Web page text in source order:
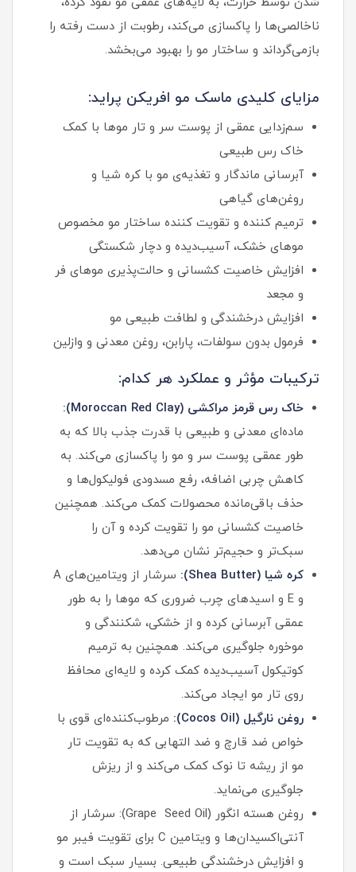
ناخالصی‌ها را پاکسازی می‌کند، رطوبت از دست رفته را
بازمی‌گرداند و ساختار مو را بهبود می‌بخشد.
مزایای کلیدی ماسک مو افریکن پراید:
سم‌زدایی عمقی از پوست سر و تار موها با کمک
خاک رس طبیعی
آبرسانی ماندگار و تغذیه‌ی مو با کره شیا و
روغن‌های گیاهی
ترمیم کننده و تقویت کننده ساختار مو مخصوص
موهای خشک، آسیب‌دیده و دچار شکستگی
افزایش خاصیت کشسانی و حالت‌پذیری موهای فر
و مجعد
افزایش درخشندگی و لطافت طبیعی مو
فرمول بدون سولفات، پارابن، روغن معدنی و وازلین
ترکیبات مؤثر و عملکرد هر کدام:
خاک رس قرمز مراکشی (Moroccan Red Clay):
ماده‌ای معدنی و طبیعی با قدرت جذب بالا که به
طور عمقی پوست سر و مو را پاکسازی می‌کند. به
کاهش چربی اضافه، رفع مسدودی فولیکول‌ها و
حذف باقی‌مانده محصولات کمک می‌کند. همچنین
خاصیت کشسانی مو را تقویت کرده و آن را
سبک‌تر و حجیم‌تر نشان می‌دهد.
کره شیا (Shea Butter):
سرشار از ویتامین‌های A
و E و اسیدهای چرب ضروری که موها را به طور
عمقی آبرسانی کرده و از خشکی، شکنندگی و
موخوره جلوگیری می‌کند. همچنین به ترمیم
کوتیکول آسیب‌دیده کمک کرده و لایه‌ای محافظ
روی تار مو ایجاد می‌کند.
روغن نارگیل (Cocos Oil):
مرطوب‌کننده‌ای قوی با
خواص ضد قارچ و ضد التهابی که به تقویت تار
مو از ریشه تا نوک کمک می‌کند و از ریزش
جلوگیری می‌نماید.
روغن هسته انگور (Grape Seed Oil): سرشار از
آنتی‌اکسیدان‌ها و ویتامین C برای تقویت فیبر مو
و افزایش درخشندگی طبیعی. بسیار سبک است و